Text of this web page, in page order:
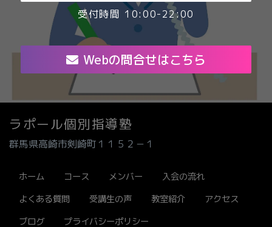
受付時間 10:00-22:00
Webの問合せはこちら
ラポール個別指導塾
群馬県高崎市剣崎町１１５２－１
ホーム コース メンバー
入会の流れ
よくある質問
受講生の声 教室紹介
アクセス
ブログ
プライバシーポリシー